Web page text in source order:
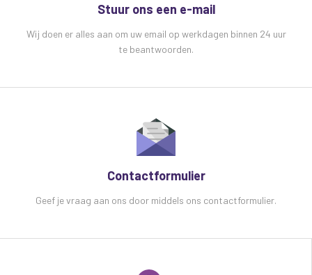
Stuur ons een e-mail
Wij doen er alles aan om uw email op werkdagen binnen 24 uur
te beantwoorden.
Contactformulier
Geef je vraag aan ons door middels ons contactformulier.